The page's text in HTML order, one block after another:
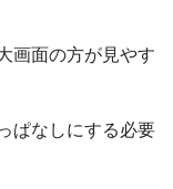
画面の方が見やす
ぱなしにする必要